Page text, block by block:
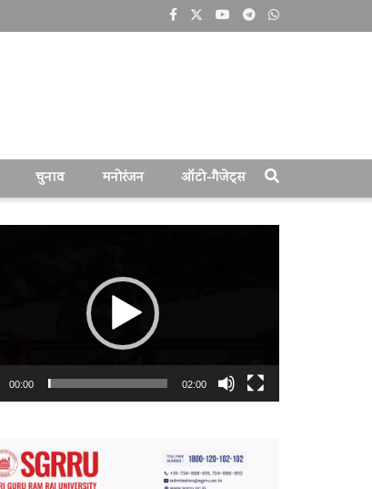
चुनाव मनोरंजन ऑटो-गैजेट्स
00:00 02:00